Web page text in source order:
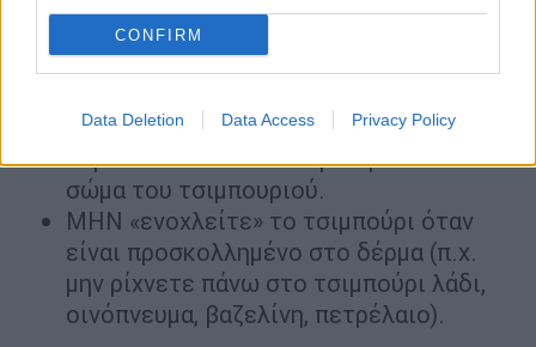
CONFIRM
Data Deletion Data Access Privacy Policy
Νοσοκομείο.
ΜΗΝ πιάνετε το τσιμπούρι με γυμνά
ζουλήξετε, ΜΗΝ σπάσετε, ΜΗΝ
συμπιέσετε και ΜΗΝ τρυπήσετε το
σώμα του τσιμπουριού.
ΜΗΝ «ενοχλείτε» το τσιμπούρι όταν
είναι προσκολλημένο στο δέρμα (π.χ.
μην ρίχνετε πάνω στο τσιμπούρι λάδι,
οινόπνευμα, βαζελίνη, πετρέλαιο).